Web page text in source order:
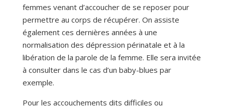
femmes venant d’accoucher de se reposer pour
permettre au corps de récupérer. On assiste
également ces dernières années à une
normalisation des dépression périnatale et à la
libération de la parole de la femme. Elle sera invitée
à consulter dans le cas d’un baby-blues par
exemple.
Pour les accouchements dits difficiles ou